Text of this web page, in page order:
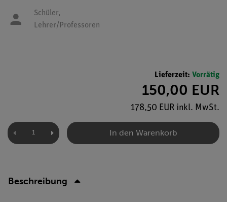
Schüler,
Lehrer/Professoren
Lieferzeit: Vorrätig
150,00 EUR
178,50 EUR inkl. MwSt.
In den Warenkorb
Beschreibung